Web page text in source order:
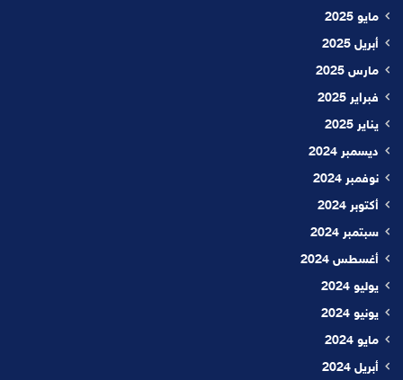
مايو 2025
أبريل 2025
مارس 2025
فبراير 2025
يناير 2025
ديسمبر 2024
نوفمبر 2024
أكتوبر 2024
سبتمبر 2024
أغسطس 2024
يوليو 2024
يونيو 2024
مايو 2024
أبريل 2024